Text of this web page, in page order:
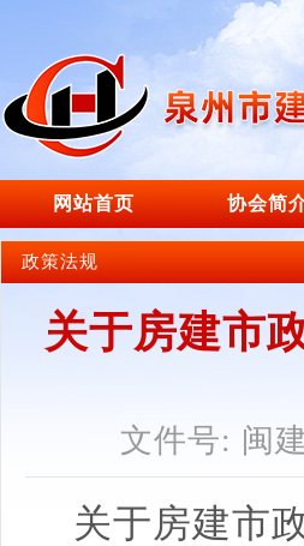
网站首页 协会简
政策法规
关于房建市
文件号: 闽
关于房建市